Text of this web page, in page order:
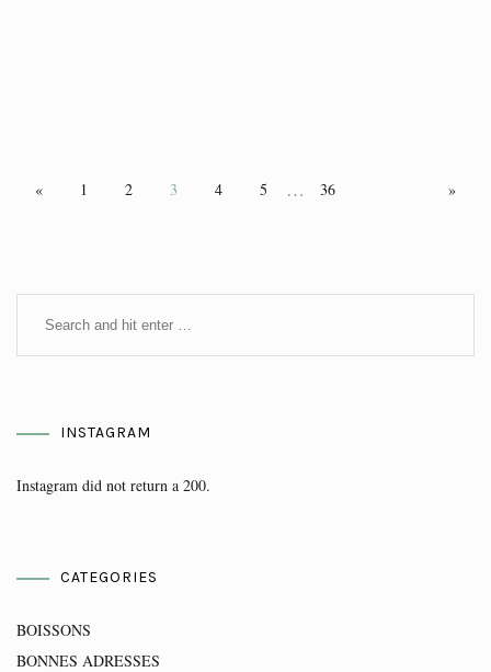
« 1 2 3 4 5 … 36 »
INSTAGRAM
Instagram did not return a 200.
CATEGORIES
BOISSONS
BONNES ADRESSES